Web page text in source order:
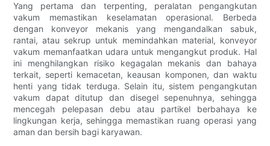
Yang pertama dan terpenting, peralatan pengangkutan
vakum memastikan keselamatan operasional. Berbeda
dengan konveyor mekanis yang mengandalkan sabuk,
rantai, atau sekrup untuk memindahkan material, konveyor
vakum memanfaatkan udara untuk mengangkut produk. Hal
ini menghilangkan risiko kegagalan mekanis dan bahaya
terkait, seperti kemacetan, keausan komponen, dan waktu
henti yang tidak terduga. Selain itu, sistem pengangkutan
vakum dapat ditutup dan disegel sepenuhnya, sehingga
mencegah pelepasan debu atau partikel berbahaya ke
lingkungan kerja, sehingga memastikan ruang operasi yang
aman dan bersih bagi karyawan.